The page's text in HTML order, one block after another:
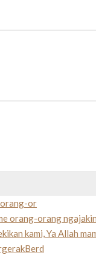
orang-or